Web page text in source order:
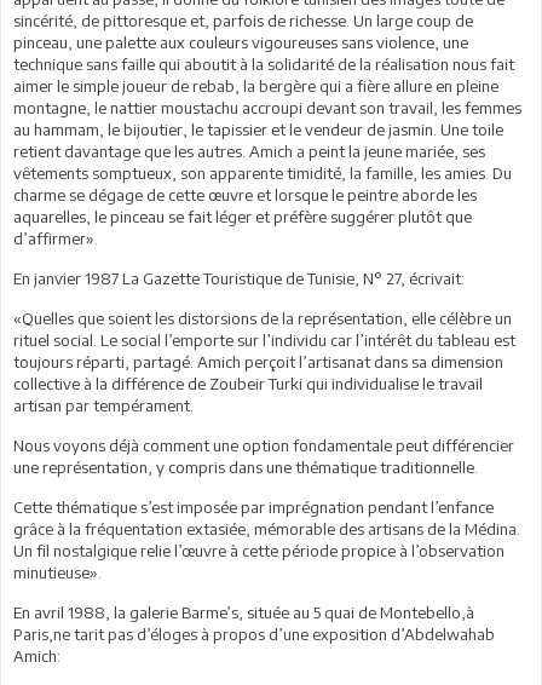
sincérité, de pittoresque et, parfois de richesse. Un large coup de
pinceau, une palette aux couleurs vigoureuses sans violence, une
technique sans faille qui aboutit à la solidarité de la réalisation nous fait
aimer le simple joueur de rebab, la bergère qui a fière allure en pleine
montagne, le nattier moustachu accroupi devant son travail, les femmes
au hammam, le bijoutier, le tapissier et le vendeur de jasmin. Une toile
retient davantage que les autres. Amich a peint la jeune mariée, ses
vêtements somptueux, son apparente timidité, la famille, les amies. Du
charme se dégage de cette œuvre et lorsque le peintre aborde les
aquarelles, le pinceau se fait léger et préfère suggérer plutôt que
d’affirmer».
En janvier 1987 La Gazette Touristique de Tunisie, N° 27, écrivait:
«Quelles que soient les distorsions de la représentation, elle célèbre un
rituel social. Le social l’emporte sur l’individu car l’intérêt du tableau est
toujours réparti, partagé. Amich perçoit l’artisanat dans sa dimension
collective à la différence de Zoubeir Turki qui individualise le travail
artisan par tempérament.
Nous voyons déjà comment une option fondamentale peut différencier
une représentation, y compris dans une thématique traditionnelle.
Cette thématique s’est imposée par imprégnation pendant l’enfance
grâce à la fréquentation extasiée, mémorable des artisans de la Médina.
Un fil nostalgique relie l’œuvre à cette période propice à l’observation
minutieuse».
En avril 1988, la galerie Barme’s, située au 5 quai de Montebello,à
Paris,ne tarit pas d’éloges à propos d’une exposition d’Abdelwahab
Amich: